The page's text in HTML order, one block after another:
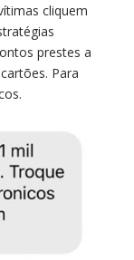
cliquem
prestes a
Para